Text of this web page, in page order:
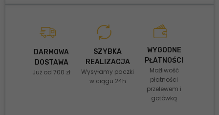
DARMOWA
DOSTAWA
Już od 700 zł
SZYBKA
REALIZACJA
Wysyłamy paczki
w ciągu 24h
WYGODNE
PŁATNOŚCI
Możliwość
płatności
przelewem i
gotówką